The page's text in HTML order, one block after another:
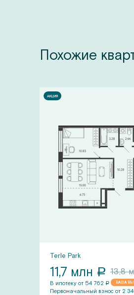
Похожие
АКЦИЯ
Terle Park
11,7 млн a 13,8
В ипотеку от 54 762 a ВАША
Первоначальный взнос от 2